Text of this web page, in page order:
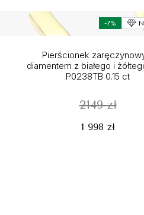
-7%
Pierścionek
diamentem z białego i
P0238TB 0.15 ct
2149 zł
1 998 zł